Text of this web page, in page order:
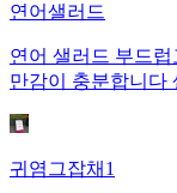
연어샐러드
연어 샐러드 부드
만감이 충분합니다
귀염그잡채1